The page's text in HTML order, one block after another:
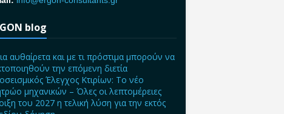
blog
αυθαίρετα και με τι πρόστιμα μπορούν να
την επόμενη διετία
Έλεγχος Κτιρίων: Το νέο
μηχανικών – Όλες οι λεπτομέρειες
του 2027 η τελική λύση για την εκτός